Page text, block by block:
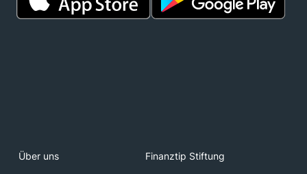
Über uns
Finanztip Stiftung